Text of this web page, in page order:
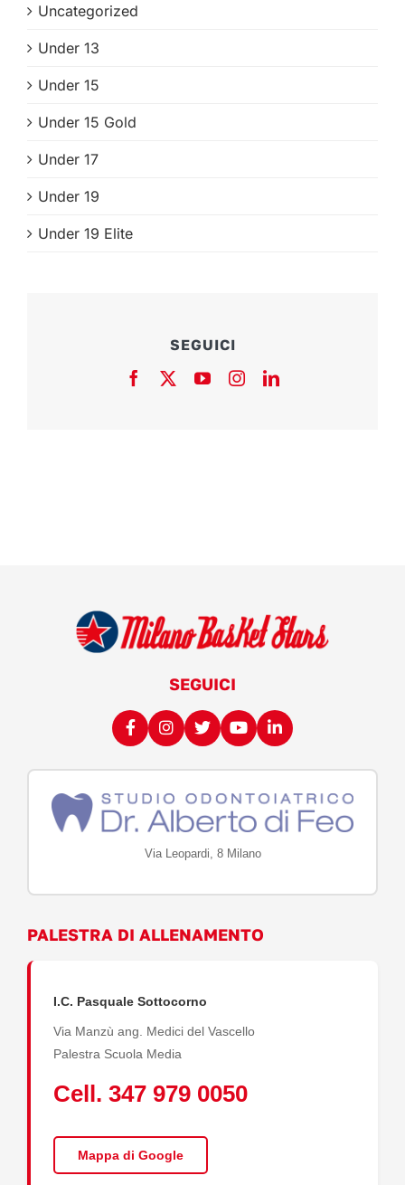
Uncategorized
Under 13
Under 15
Under 15 Gold
Under 17
Under 19
Under 19 Elite
SEGUICI
SEGUICI
Via Leopardi, 8 Milano
PALESTRA DI ALLENAMENTO
I.C. Pasquale Sottocorno
Via Manzù ang. Medici del Vascello
Palestra Scuola Media
Cell. 347 979 0050
Mappa di Google